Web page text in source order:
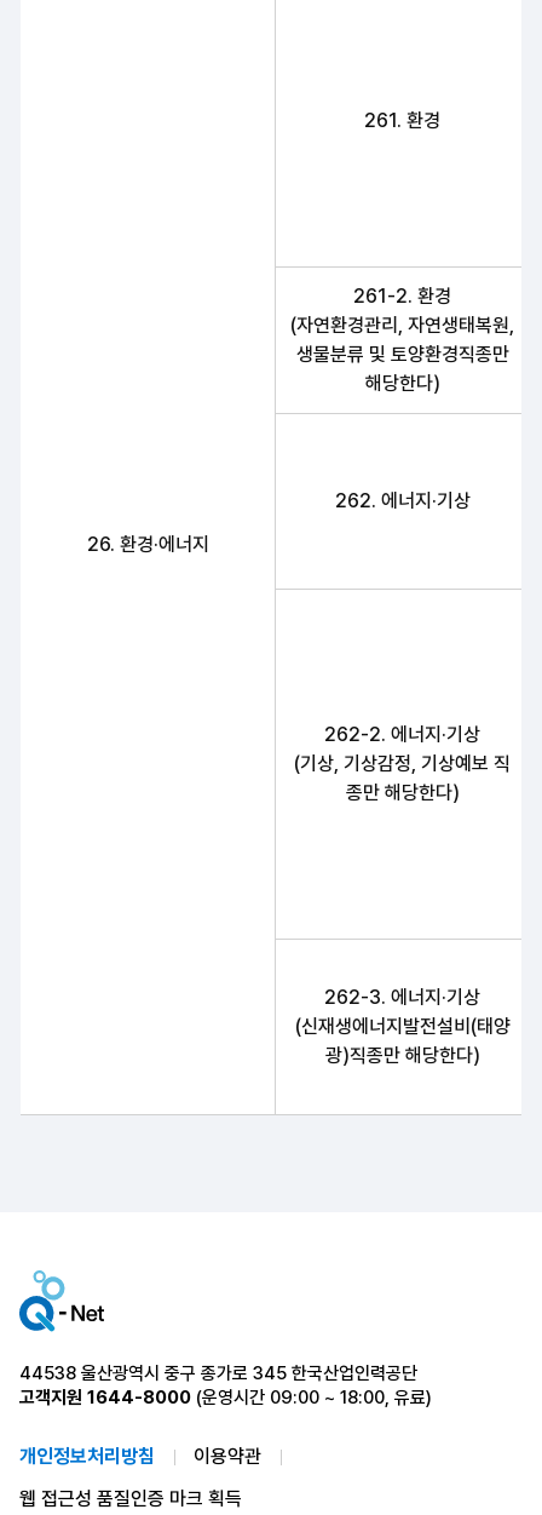
26. 환경·에너지
261. 환경
261-2. 환경
(자연환경관리, 자연생태복원,
생물분류 및 토양환경직종만
해당한다)
262. 에너지·기상
262-2. 에너지·기상
(기상, 기상감정, 기상예보 직
종만 해당한다)
262-3. 에너지·기상
(신재생에너지발전설비(태양
광)직종만 해당한다)
44538 울산광역시 중구 종가로 345 한국산업인력공단
고객지원 1644-8000 (운영시간 09:00 ~ 18:00, 유료)
개인정보처리방침
이용약관
웹 접근성 품질인증 마크 획득